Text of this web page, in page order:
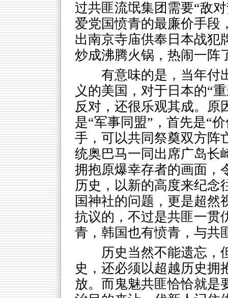
过共匪流氓集团需要“敌
爱党国愤青的最廉价手段
出南京寺庙供奉日本战犯
炒成沸腾火锅，热闹一阵
有意味的是，当年付
义的美国，对于日本的“
反对，还很乐观其成。原
是“军事同盟”，首先是“
手，可以共同祭奠双方阵
统奥巴马一同出席广岛长
拥抱原爆幸存者的画面，
历史，以新的高度来纪念
国神社的问题，更是超然
抗议的，不过是共匪一贯
青，韩国也有愤青，与共
历史当然不能遗忘，
史，还必须以超越历史拥
放。而鬼魅共匪恰恰就是